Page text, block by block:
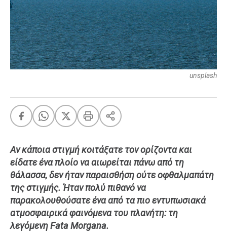
FEEDS
Πάσχα Eurovision
Retro Summer
OMG LOL
Xmas
LIFE
Food
Body+Mind
Ταξίδια
Style
Σπίτι
Family
Σχέσεις
unsplash
Αν κάποια στιγμή κοιτάξατε τον ορίζοντα και
είδατε ένα πλοίο να αιωρείται πάνω από τη
θάλασσα, δεν ήταν παραισθήση ούτε οφθαλμαπάτη
της στιγμής. Ήταν πολύ πιθανό να
παρακολουθούσατε ένα από τα πιο εντυπωσιακά
ατμοσφαιρικά φαινόμενα του πλανήτη: τη
λεγόμενη Fata Morgana.